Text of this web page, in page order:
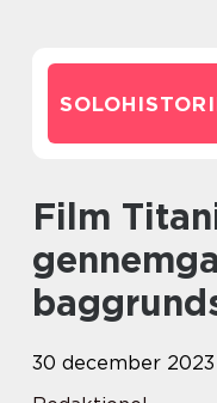
Film Titanic: Historisk
30 december 2023